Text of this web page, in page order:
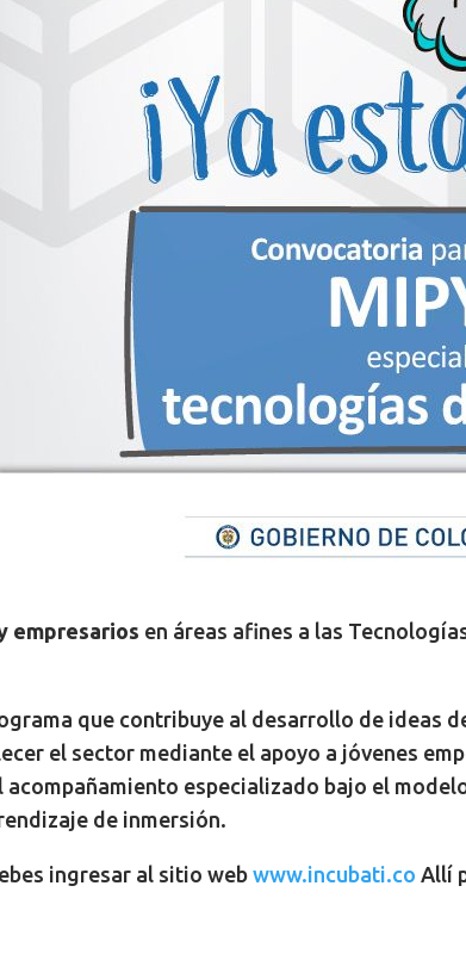
empresarios en áreas afines a las
que contribuye al desarrollo de ideas
el sector mediante el apoyo a jóvenes
especializado bajo el
de inmersión.
ingresar al sitio webwww.incubati.co Allí